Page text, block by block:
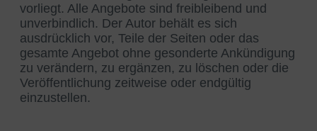
vorliegt. Alle Angebote sind freibleibend und
unverbindlich. Der Autor behält es sich
ausdrücklich vor, Teile der Seiten oder das
gesamte Angebot ohne gesonderte Ankündigung
zu verändern, zu ergänzen, zu löschen oder die
Veröffentlichung zeitweise oder endgültig
einzustellen.